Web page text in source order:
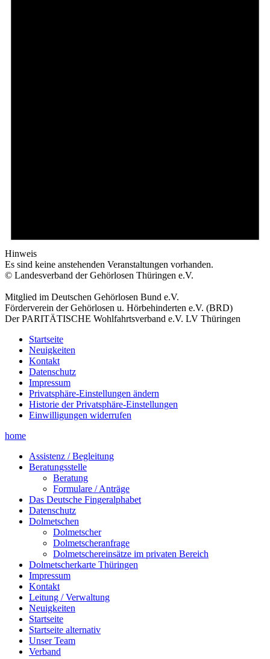
Hinweis
Es sind keine anstehenden Veranstaltungen vorhanden.
© Landesverband der Gehörlosen Thüringen e.V.
Mitglied im Deutschen Gehörlosen Bund e.V.
Förderverein der Gehörlosen u. Hörbehinderten e.V. (BRD)
Der PARITÄTISCHE Wohlfahrtsverband e.V. LV Thüringen
Startseite
Neuigkeiten
Kontakt
Datenschutz
Impressum
Privatsphäre-Einstellungen ändern
Historie der Privatsphäre-Einstellungen
Einwilligungen widerrufen
home
Assistenz / Begleitung
Beratungsstelle
Beratung
Formulare / Anträge
Das Deutsche Fingeralphabet
Datenschutz
Dolmetschen
Dolmetscher
Dolmetscheranfrage
Dolmetschereinsätze im privaten Bereich
Dolmetscherkarte Thüringen
Impressum
Kontakt
Leitung / Verwaltung
Neuigkeiten
Startseite
Startseite alternativ
Unser Team
Verband